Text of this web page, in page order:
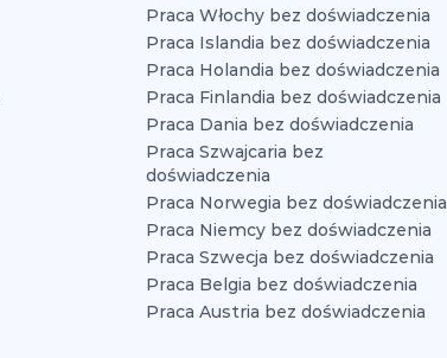
Praca Włochy bez doświadczenia
Praca Islandia bez doświadczenia
Praca Holandia bez doświadczenia
Praca Finlandia bez doświadczenia
Praca Dania bez doświadczenia
Praca Szwajcaria bez
doświadczenia
Praca Norwegia bez doświadczenia
Praca Niemcy bez doświadczenia
Praca Szwecja bez doświadczenia
Praca Belgia bez doświadczenia
Praca Austria bez doświadczenia